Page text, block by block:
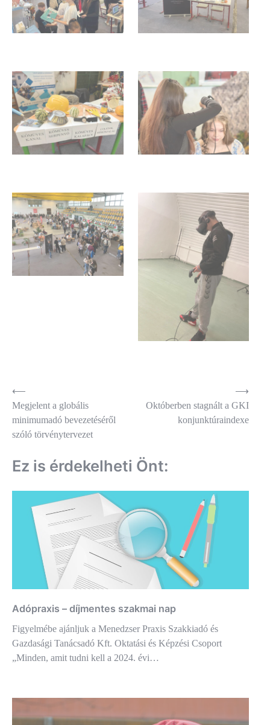
Bejegyzés
navigáció
⟵
Megjelent a globális
minimumadó bevezetéséről
szóló törvénytervezet
Októberben stagnált a GKI
konjunktúraindexe
⟶
Ez is érdekelheti Önt:
Adópraxis – díjmentes szakmai nap
Figyelmébe ajánljuk a Menedzser Praxis Szakkiadó és
Gazdasági Tanácsadó Kft. Oktatási és Képzési Csoport
„Minden, amit tudni kell a 2024. évi…